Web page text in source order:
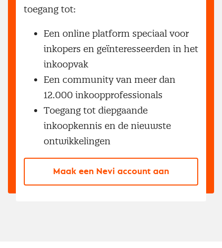
toegang tot:
Een online platform speciaal voor
inkopers en geïnteresseerden in het
inkoopvak
Een community van meer dan
12.000 inkoopprofessionals
Toegang tot diepgaande
inkoopkennis en de nieuwste
ontwikkelingen
Maak een Nevi account aan